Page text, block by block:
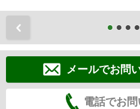
メールでお問
電話でお